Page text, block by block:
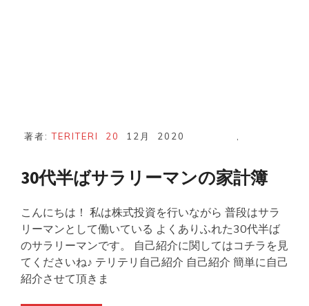
著者:TERITERI 20 12月 ,
2020
30代半ばサラリーマンの家計簿
こんにちは！ 私は株式投資を行いながら 普段はサラ
リーマンとして働いている よくありふれた30代半ば
のサラリーマンです。 自己紹介に関してはコチラを見
てくださいね♪ テリテリ自己紹介 自己紹介 簡単に自己
紹介させて頂きま